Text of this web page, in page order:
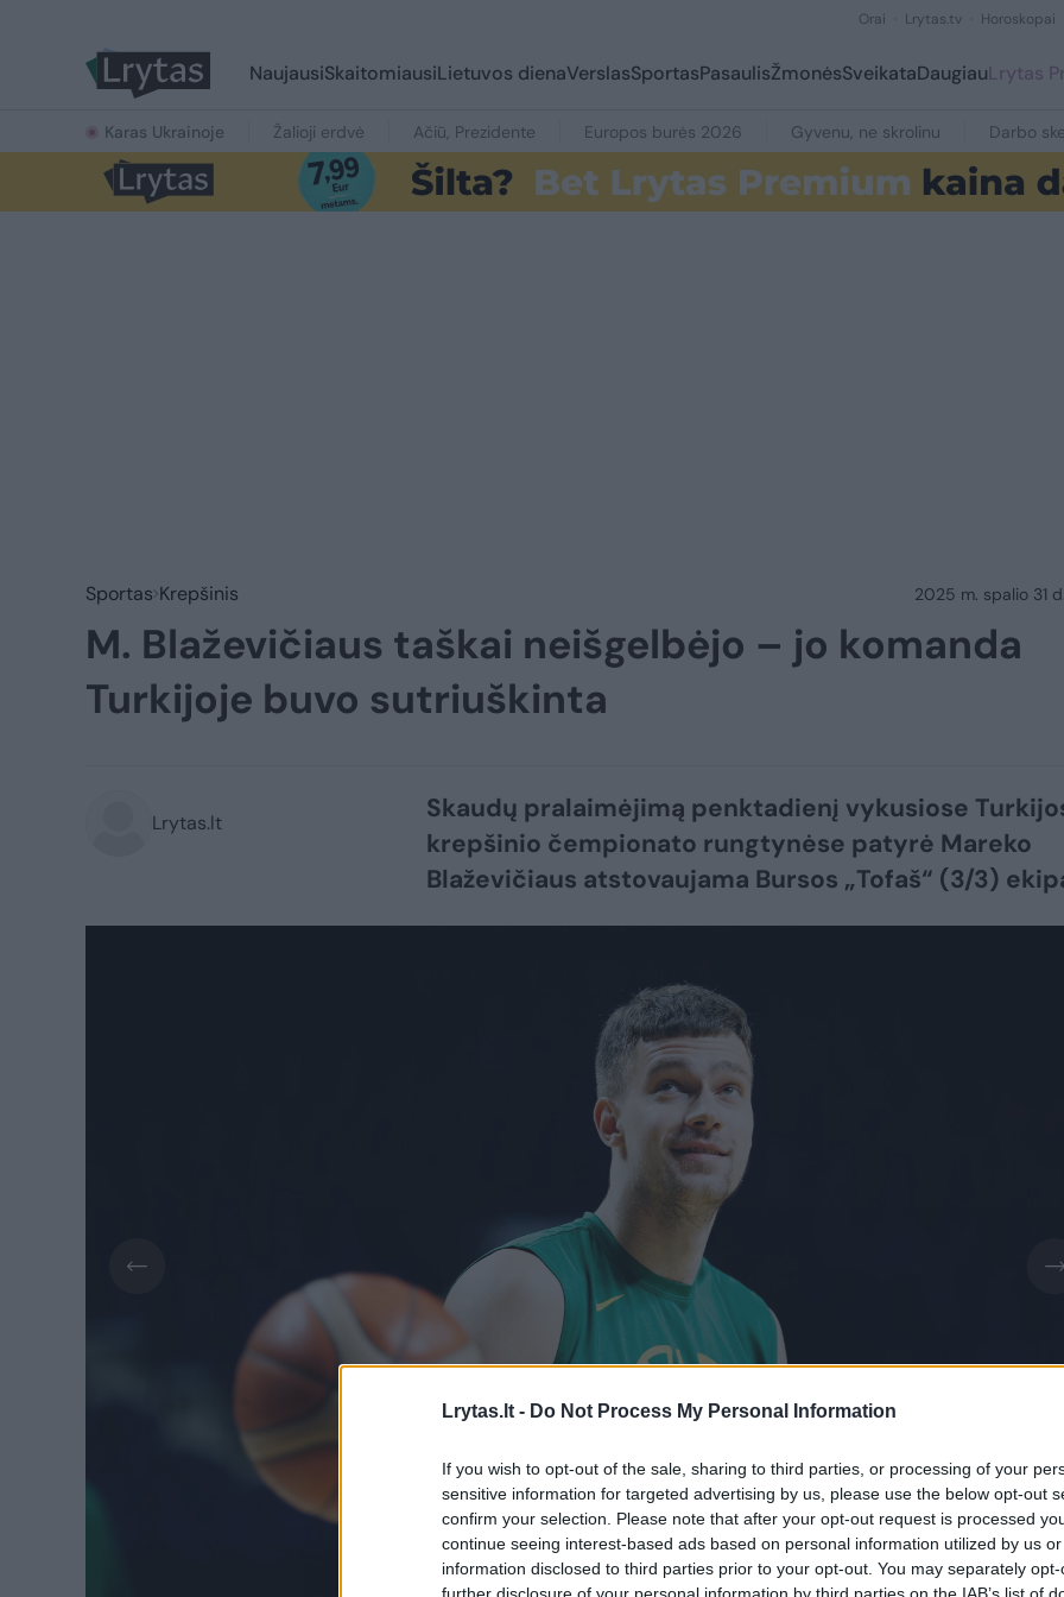
Lrytas.lt - Do Not Process My Personal Information
If you wish to opt-out of the sale, sharing to third parties, or processing of your
sensitive information for targeted advertising by us, please use the below opt-out
confirm your selection. Please note that after your opt-out request is processed
continue seeing interest-based ads based on personal information utilized by us
information disclosed to third parties prior to your opt-out. You may separately
Orai Lrytas.tv Horoskopai
NaujausiSkaitomiausiLietuvos dienaVerslasSportasPasaulisŽmonėsSveikataDaugiauLrytas
Karas Ukrainoje Žalioji erdvė Ačiū, Prezidente Europos burės 2026 Gyvenu, ne skrolinu Darbo
Sportas Krepšinis 2025 m. spalio 31
M. Blaževičiaus taškai neišgelbėjo – jo komanda
Turkijoje buvo sutriuškinta
Lrytas.lt
Skaudų pralaimėjimą penktadienį vykusiose
krepšinio čempionato rungtynėse patyrė Mareko
Blaževičiaus atstovaujama Bursos „Tofaš“ (3/3)
Daugiau nuotraukų (1)